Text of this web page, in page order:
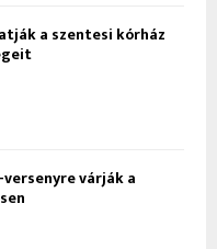
a szentesi kórház
várják a